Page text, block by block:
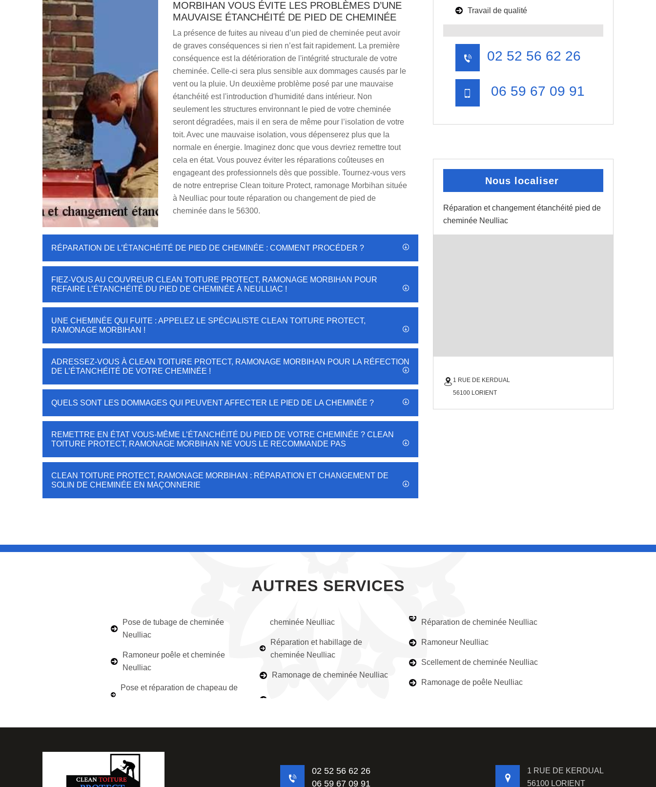
MORBIHAN VOUS ÉVITE LES PROBLÈMES D’UNE
MAUVAISE ÉTANCHÉITÉ DE PIED DE CHEMINÉE
La présence de fuites au niveau d’un pied de cheminée peut avoir
de graves conséquences si rien n’est fait rapidement. La première
conséquence est la détérioration de l'intégrité structurale de votre
cheminée. Celle-ci sera plus sensible aux dommages causés par le
vent ou la pluie. Un deuxième problème posé par une mauvaise
étanchéité est l'introduction d'humidité dans intérieur. Non
seulement les structures environnant le pied de votre cheminée
seront dégradées, mais il en sera de même pour l’isolation de votre
toit. Avec une mauvaise isolation, vous dépenserez plus que la
normale en énergie. Imaginez donc que vous devriez remettre tout
cela en état. Vous pouvez éviter les réparations coûteuses en
engageant des professionnels dès que possible. Tournez-vous vers
de notre entreprise Clean toiture Protect, ramonage Morbihan située
à Neulliac pour toute réparation ou changement de pied de
cheminée dans le 56300.
RÉPARATION DE L’ÉTANCHÉITÉ DE PIED DE CHEMINÉE : COMMENT PROCÉDER ?
FIEZ-VOUS AU COUVREUR CLEAN TOITURE PROTECT, RAMONAGE MORBIHAN POUR
REFAIRE L’ÉTANCHÉITÉ DU PIED DE CHEMINÉE À NEULLIAC !
UNE CHEMINÉE QUI FUITE : APPELEZ LE SPÉCIALISTE CLEAN TOITURE PROTECT,
RAMONAGE MORBIHAN !
ADRESSEZ-VOUS À CLEAN TOITURE PROTECT, RAMONAGE MORBIHAN POUR LA RÉFECTION
DE L’ÉTANCHÉITÉ DE VOTRE CHEMINÉE !
QUELS SONT LES DOMMAGES QUI PEUVENT AFFECTER LE PIED DE LA CHEMINÉE ?
REMETTRE EN ÉTAT VOUS-MÊME L’ÉTANCHÉITÉ DU PIED DE VOTRE CHEMINÉE ? CLEAN
TOITURE PROTECT, RAMONAGE MORBIHAN NE VOUS LE RECOMMANDE PAS
CLEAN TOITURE PROTECT, RAMONAGE MORBIHAN : RÉPARATION ET CHANGEMENT DE
SOLIN DE CHEMINÉE EN MAÇONNERIE
Travail de qualité
02 52 56 62 26
06 59 67 09 91
Nous localiser
Réparation et changement étanchéité pied de
cheminée Neulliac
1 RUE DE KERDUAL
56100 LORIENT
AUTRES SERVICES
Pose de tubage de cheminée
Neulliac
Ramoneur poêle et cheminée
Neulliac
Pose et réparation de chapeau de
cheminée Neulliac
Réparation et habillage de
cheminée Neulliac
Ramonage de cheminée Neulliac
Réparation de cheminée Neulliac
Ramoneur Neulliac
Scellement de cheminée Neulliac
Ramonage de poêle Neulliac
02 52 56 62 26
06 59 67 09 91
1 RUE DE KERDUAL
56100 LORIENT